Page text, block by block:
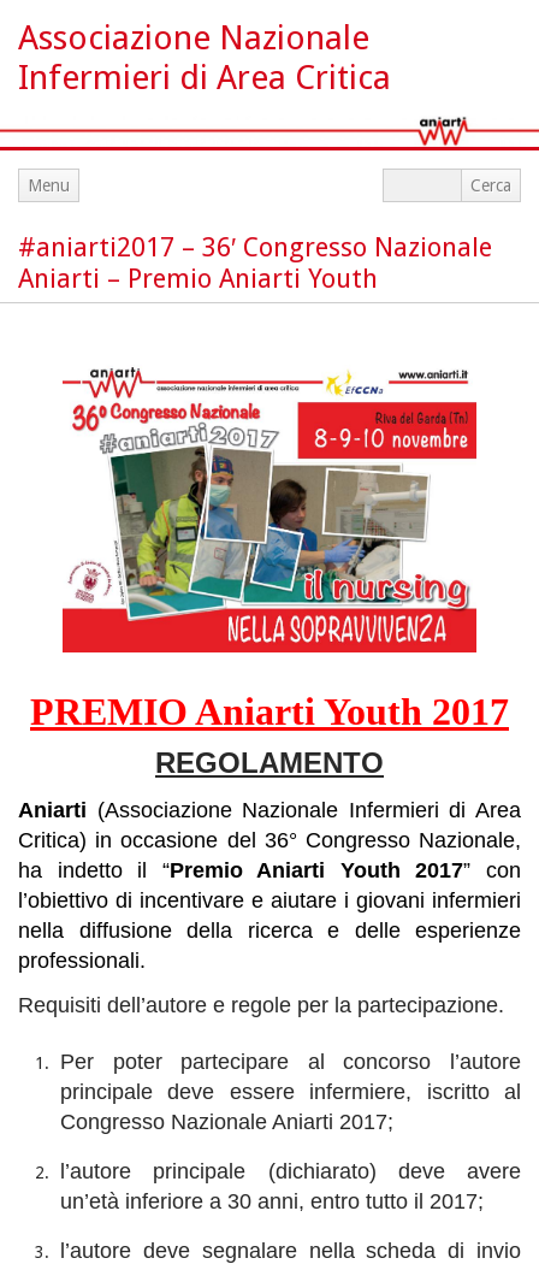
Associazione Nazionale
Infermieri di Area Critica
Menu
#aniarti2017 – 36′ Congresso Nazionale
Aniarti – Premio Aniarti Youth
PREMIO Aniarti Youth 2017
REGOLAMENTO
Aniarti (Associazione Nazionale Infermieri di Area
Critica) in occasione del 36° Congresso Nazionale,
ha indetto il “Premio Aniarti Youth 2017” con
l’obiettivo di incentivare e aiutare i giovani infermieri
nella diffusione della ricerca e delle esperienze
professionali.
Requisiti dell’autore e regole per la partecipazione.
Per poter partecipare al concorso l’autore
principale deve essere infermiere, iscritto al
Congresso Nazionale Aniarti 2017;
l’autore principale (dichiarato) deve avere
un’età inferiore a 30 anni, entro tutto il 2017;
l’autore deve segnalare nella scheda di invio